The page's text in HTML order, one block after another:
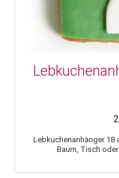
Lebkuchenanhänger 18
Baum, Tisch